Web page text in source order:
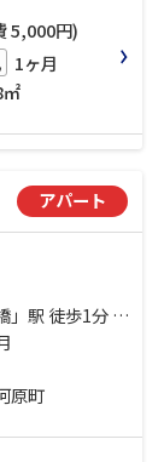
5,000円)
1ヶ月
アパート
駅 徒歩1分 常
都電荒
徒歩19分
原町